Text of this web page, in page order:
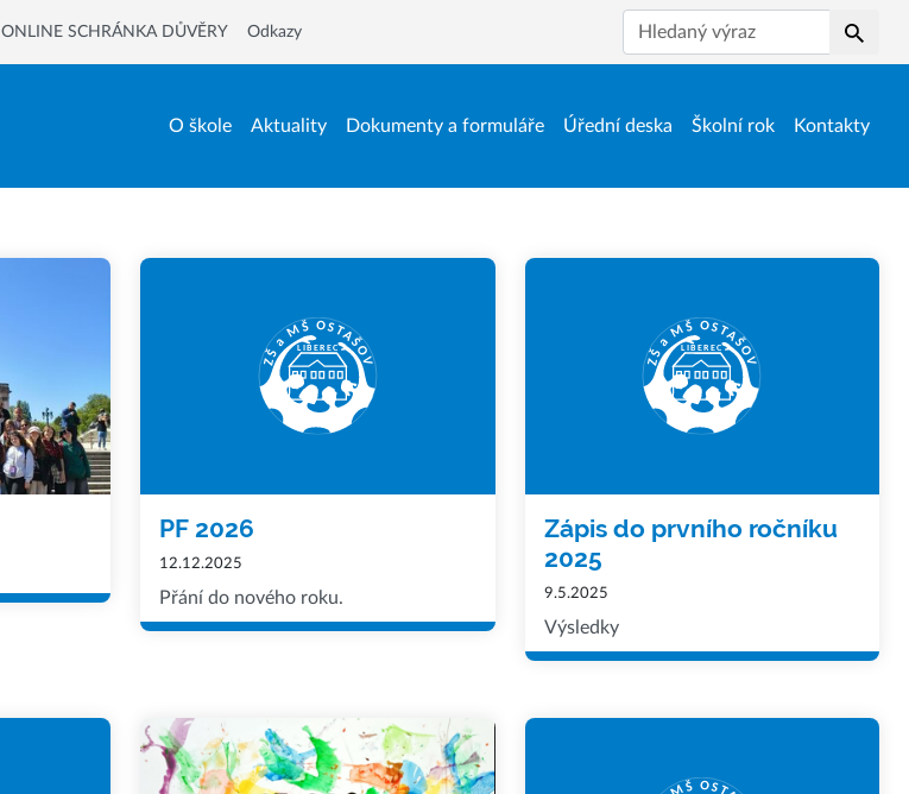
O škole Aktuality Dokumenty a formuláře Úřední deska Školní rok Kontakty
ONLINE SCHRÁNKA DŮVĚRY Odkazy
Hledat
PF 2026
12.12.2025
Přání do nového roku.
Zápis do prvního ročníku
2025
9.5.2025
Výsledky